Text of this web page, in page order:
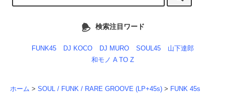
検索注目ワード
FUNK45 DJ KOCO DJ MURO SOUL45
山下達郎
和モノ A TO Z
ホーム > SOUL / FUNK / RARE GROOVE (LP+45s) > FUNK 45s